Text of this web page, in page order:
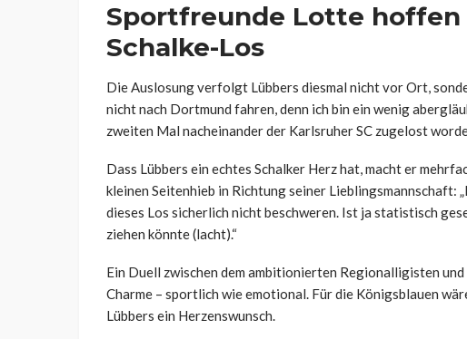
Sportfreunde Lotte hoffen
Schalke-Los
Die Auslosung verfolgt Lübbers diesmal nicht vor Ort,
nicht nach Dortmund fahren, denn ich bin ein wenig
zweiten Mal nacheinander der Karlsruher SC zugelost
Dass Lübbers ein echtes Schalker Herz hat, macht er
kleinen Seitenhieb in Richtung seiner Lieblingsmannschaft:
dieses Los sicherlich nicht beschweren. Ist ja statistisch
ziehen könnte (lacht).“
Ein Duell zwischen dem ambitionierten Regionalligisten
Charme – sportlich wie emotional. Für die Königsblauen
Lübbers ein Herzenswunsch.